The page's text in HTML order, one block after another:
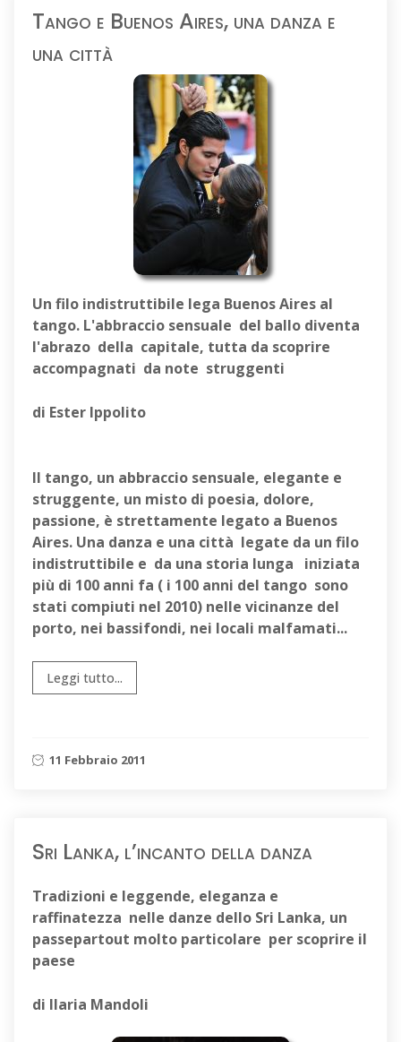
Tango e Buenos Aires, una danza e
una città
Un filo indistruttibile lega Buenos Aires al
tango. L'abbraccio sensuale del ballo diventa
l'abrazo della capitale, tutta da scoprire
accompagnati da note struggenti
di Ester Ippolito
Il tango, un abbraccio sensuale, elegante e
struggente, un misto di poesia, dolore,
passione, è strettamente legato a Buenos
Aires. Una danza e una città legate da un filo
indistruttibile e da una storia lunga iniziata
più di 100 anni fa ( i 100 anni del tango sono
stati compiuti nel 2010) nelle vicinanze del
porto, nei bassifondi, nei locali malfamati...
11 Febbraio 2011
Leggi tutto...
Sri Lanka, l’incanto della danza
Tradizioni e leggende, eleganza e
raffinatezza nelle danze dello Sri Lanka, un
passepartout molto particolare per scoprire il
paese
di Ilaria Mandoli